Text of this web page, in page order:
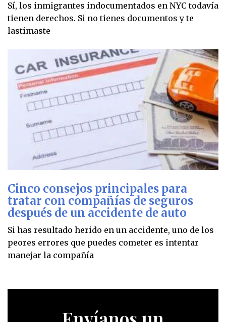
Sí, los inmigrantes indocumentados en NYC todavía
tienen derechos. Si no tienes documentos y te
lastimaste
Cinco consejos principales para
tratar con compañías de seguros
después de un accidente de auto
Si has resultado herido en un accidente, uno de los
peores errores que puedes cometer es intentar
manejar la compañía